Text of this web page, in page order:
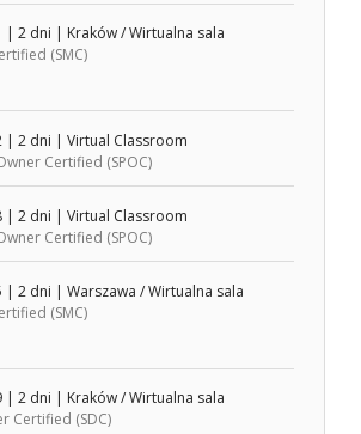
| 2 dni | Kraków / Wirtualna sala
(SMC)
| 2 dni | Virtual Classroom
Certified (SPOC)
| 2 dni | Virtual Classroom
Certified (SPOC)
| 2 dni | Warszawa / Wirtualna sala
(SMC)
| 2 dni | Kraków / Wirtualna sala
Certified (SDC)